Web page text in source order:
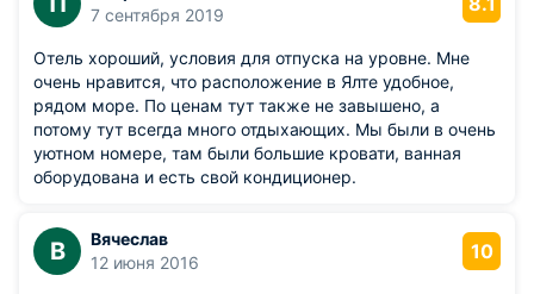
7 сентября 2019
Отель хороший, условия для отпуска на уровне. Мне
очень нравится, что расположение в Ялте удобное,
рядом море. По ценам тут также не завышено, а
потому тут всегда много отдыхающих. Мы были в очень
уютном номере, там были большие кровати, ванная
оборудована и есть свой кондиционер.
В
Вячеслав
12 июня 2016
10